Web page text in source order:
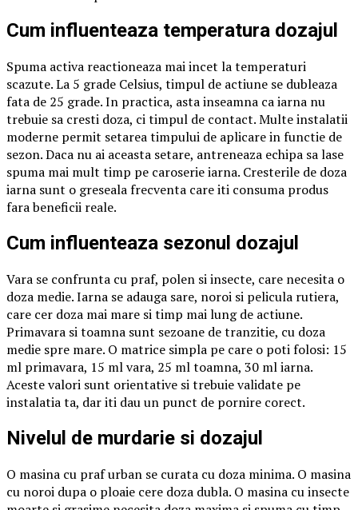
Cum influenteaza temperatura dozajul
Spuma activa reactioneaza mai incet la temperaturi
scazute. La 5 grade Celsius, timpul de actiune se dubleaza
fata de 25 grade. In practica, asta inseamna ca iarna nu
trebuie sa cresti doza, ci timpul de contact. Multe instalatii
moderne permit setarea timpului de aplicare in functie de
sezon. Daca nu ai aceasta setare, antreneaza echipa sa lase
spuma mai mult timp pe caroserie iarna. Cresterile de doza
iarna sunt o greseala frecventa care iti consuma produs
fara beneficii reale.
Cum influenteaza sezonul dozajul
Vara se confrunta cu praf, polen si insecte, care necesita o
doza medie. Iarna se adauga sare, noroi si pelicula rutiera,
care cer doza mai mare si timp mai lung de actiune.
Primavara si toamna sunt sezoane de tranzitie, cu doza
medie spre mare. O matrice simpla pe care o poti folosi: 15
ml primavara, 15 ml vara, 25 ml toamna, 30 ml iarna.
Aceste valori sunt orientative si trebuie validate pe
instalatia ta, dar iti dau un punct de pornire corect.
Nivelul de murdarie si dozajul
O masina cu praf urban se curata cu doza minima. O masina
cu noroi dupa o ploaie cere doza dubla. O masina cu insecte